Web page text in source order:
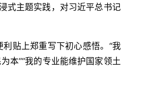
式主题实践，对习近平总书记
贴上郑重写下初心感悟。“我
本”“我的专业能维护国家领土